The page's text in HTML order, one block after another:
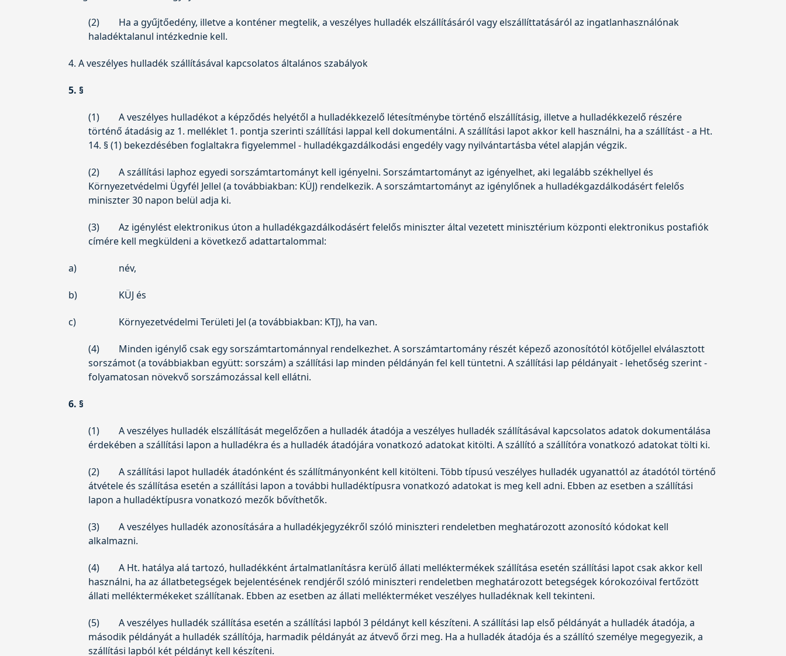
(2)
Ha a gyűjtőedény, illetve a konténer megtelik, a veszélyes hulladék elszállításáról vagy elszállíttatásáról az ingatlanhasználónak
haladéktalanul intézkednie kell.
4. A veszélyes hulladék szállításával kapcsolatos általános szabályok
5. §
(1)
A veszélyes hulladékot a képződés helyétől a hulladékkezelő létesítménybe történő elszállításig, illetve a hulladékkezelő részére
történő átadásig az 1. melléklet 1. pontja szerinti szállítási lappal kell dokumentálni. A szállítási lapot akkor kell használni, ha a szállítást - a Ht.
14. § (1) bekezdésében foglaltakra figyelemmel - hulladékgazdálkodási engedély vagy nyilvántartásba vétel alapján végzik.
(2)
A szállítási laphoz egyedi sorszámtartományt kell igényelni. Sorszámtartományt az igényelhet, aki legalább székhellyel és
Környezetvédelmi Ügyfél Jellel (a továbbiakban: KÜJ) rendelkezik. A sorszámtartományt az igénylőnek a hulladékgazdálkodásért felelős
miniszter 30 napon belül adja ki.
(3)
Az igénylést elektronikus úton a hulladékgazdálkodásért felelős miniszter által vezetett minisztérium központi elektronikus postafiók
címére kell megküldeni a következő adattartalommal:
a) név,
b) KÜJ és
c) Környezetvédelmi Területi Jel (a továbbiakban: KTJ), ha van.
(4)
Minden igénylő csak egy sorszámtartománnyal rendelkezhet. A sorszámtartomány részét képező azonosítótól kötőjellel elválasztott
sorszámot (a továbbiakban együtt: sorszám) a szállítási lap minden példányán fel kell tüntetni. A szállítási lap példányait - lehetőség szerint -
folyamatosan növekvő sorszámozással kell ellátni.
6. §
(1)
A veszélyes hulladék elszállítását megelőzően a hulladék átadója a veszélyes hulladék szállításával kapcsolatos adatok dokumentálása
érdekében a szállítási lapon a hulladékra és a hulladék átadójára vonatkozó adatokat kitölti. A szállító a szállítóra vonatkozó adatokat tölti ki.
(2)
A szállítási lapot hulladék átadónként és szállítmányonként kell kitölteni. Több típusú veszélyes hulladék ugyanattól az átadótól történő
átvétele és szállítása esetén a szállítási lapon a további hulladéktípusra vonatkozó adatokat is meg kell adni. Ebben az esetben a szállítási
lapon a hulladéktípusra vonatkozó mezők bővíthetők.
(3)
A veszélyes hulladék azonosítására a hulladékjegyzékről szóló miniszteri rendeletben meghatározott azonosító kódokat kell
alkalmazni.
(4)
A Ht. hatálya alá tartozó, hulladékként ártalmatlanításra kerülő állati melléktermékek szállítása esetén szállítási lapot csak akkor kell
használni, ha az állatbetegségek bejelentésének rendjéről szóló miniszteri rendeletben meghatározott betegségek kórokozóival fertőzött
állati melléktermékeket szállítanak. Ebben az esetben az állati mellékterméket veszélyes hulladéknak kell tekinteni.
(5)
A veszélyes hulladék szállítása esetén a szállítási lapból 3 példányt kell készíteni. A szállítási lap első példányát a hulladék átadója, a
második példányát a hulladék szállítója, harmadik példányát az átvevő őrzi meg. Ha a hulladék átadója és a szállító személye megegyezik, a
szállítási lapból két példányt kell készíteni.